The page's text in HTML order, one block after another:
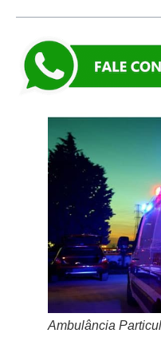
Ambulância